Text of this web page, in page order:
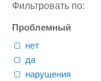
Фильтровать по:
Проблемный
нет
да
нарушения